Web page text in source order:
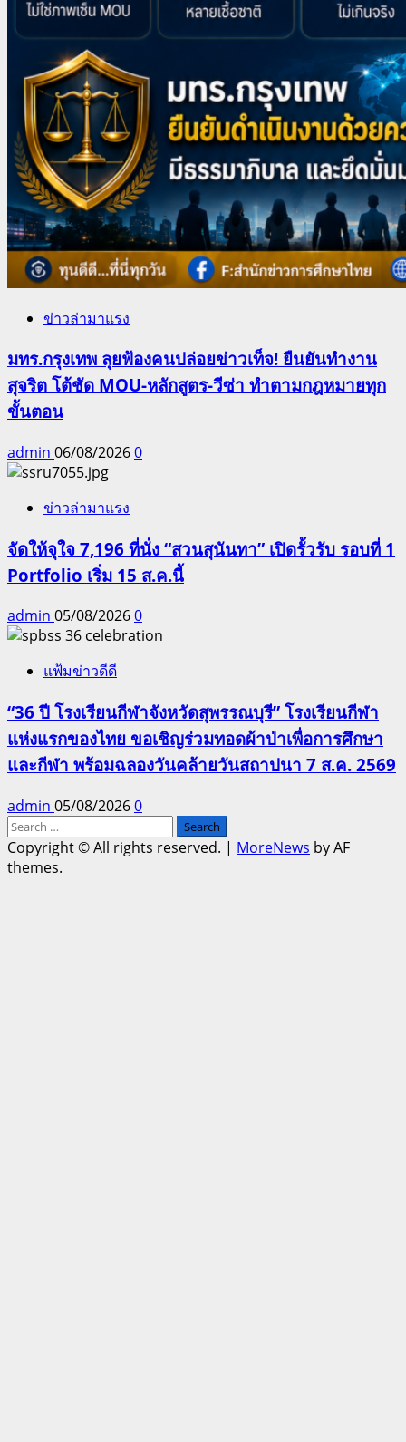
ข่าวล่ามาแรง
มทร.กรุงเทพ ลุยฟ้องคนปล่อยข่าวเท็จ! ยืนยันทำงาน
สุจริต โต้ชัด MOU-หลักสูตร-วีซ่า ทำตามกฎหมายทุก
ขั้นตอน
admin 06/08/20260
ข่าวล่ามาแรง
จัดให้จุใจ 7,196 ที่นั่ง “สวนสุนันทา” เปิดรั้วรับ รอบที่ 1
Portfolio เริ่ม 15 ส.ค.นี้
admin 05/08/20260
แฟ้มข่าวดีดี
“36 ปี โรงเรียนกีฬาจังหวัดสุพรรณบุรี” โรงเรียนกีฬา
แห่งแรกของไทย ขอเชิญร่วมทอดผ้าป่าเพื่อการศึกษา
และกีฬา พร้อมฉลองวันคล้ายวันสถาปนา 7 ส.ค. 2569
admin 05/08/20260
Search
for:
Copyright © All rights reserved. | MoreNews by AF
themes.